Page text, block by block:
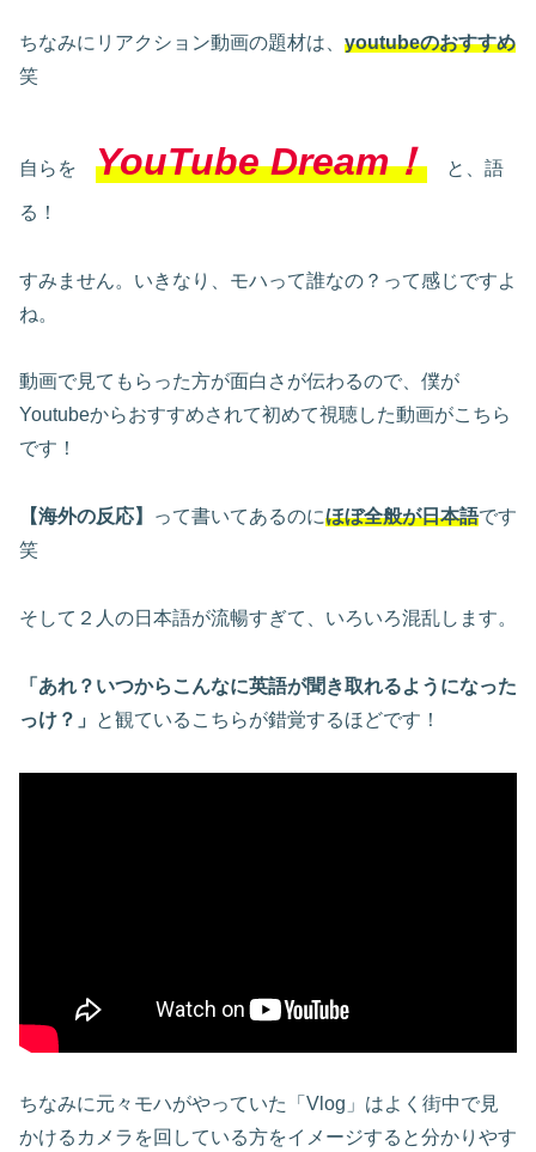
ちなみにリアクション動画の題材は、 youtubeのおすすめ
笑
自らを YouTube Dream！ と、語
る！
すみません。いきなり、モハって誰なの？って感じですよ
ね。
動画で見てもらった方が面白さが伝わるので、僕が
Youtubeからおすすめされて初めて視聴した動画がこちら
です！
【海外の反応】 って書いてあるのにほぼ全般が日本語です
笑
そして２人の日本語が流暢すぎて、いろいろ混乱します。
「あれ？いつからこんなに英語が聞き取れるようになった
っけ？」
と観ているこちらが錯覚するほどです！
ちなみに元々モハがやっていた「Vlog」はよく街中で見
かけるカメラを回している方をイメージすると分かりやす